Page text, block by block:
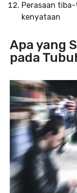
Perasaan
kenyataan
Apa yang
pada